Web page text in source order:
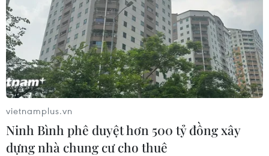
Theo dõi VietnamPlus
vietnamplus.vn
Ninh Bình phê duyệt hơn 500 tỷ đồng xây
dựng nhà chung cư cho thuê